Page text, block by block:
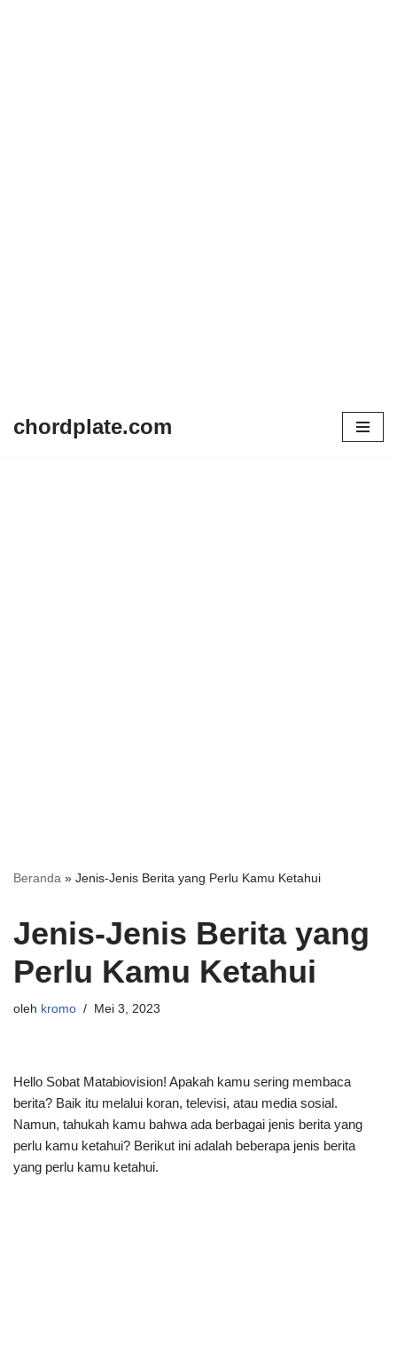
chordplate.com
Beranda » Jenis-Jenis Berita yang Perlu Kamu Ketahui
Jenis-Jenis Berita yang
Perlu Kamu Ketahui
oleh kromo Mei 3, 2023
Hello Sobat Matabiovision! Apakah kamu sering membaca
berita? Baik itu melalui koran, televisi, atau media sosial.
Namun, tahukah kamu bahwa ada berbagai jenis berita yang
perlu kamu ketahui? Berikut ini adalah beberapa jenis berita
yang perlu kamu ketahui.